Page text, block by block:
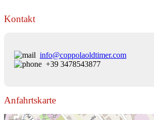
Kontakt
info@coppolaoldtimer.com
+39 3478543877
Anfahrtskarte